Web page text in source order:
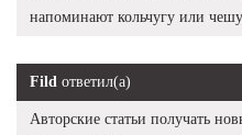
напоминают кольчугу или
Fild ответил(а)
Авторские статьи получать